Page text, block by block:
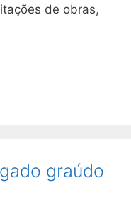
de obras,
graúdo